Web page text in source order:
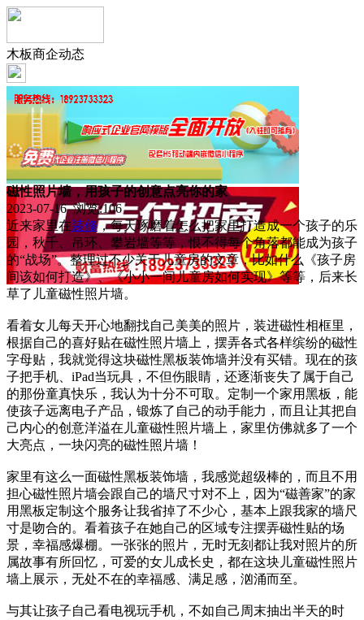
木板商企动态
磁性照片墙，用孩子的创意点亮你的家
2023-07-16 浏览:106
近来家里在装修，每天琢磨着怎么把家里打造成一个孩子的乐
园，秋千、吊环、攀岩墙等等，恨不得每个角落都能成为孩子
的“战场”。整理过不少关于儿童房的文章，比如什么《孩子房
间该如何打造》、《小小一间儿童房如何实现》等等，后来长
草了儿童磁性照片墙。
看着女儿每天开心地翻找自己美美的照片，装进磁性相框里，
根据自己的喜好贴在磁性照片墙上，摆弄各式各样缤纷的磁性
字母贴，我就觉得这块磁性黑板装饰墙并没有买错。现在的孩
子把手机、iPad当玩具，不但伤眼睛，还逐渐丧失了属于自己
的那份童真快乐，我认为十分不可取。定制一个家用黑板，能
使孩子远离电子产品，锻炼了自己的动手能力，而且让其把自
己内心的创意洋溢在儿童磁性照片墙上，家里仿佛就多了一个
大亮点，一块闪亮的磁性照片墙！
家里有这么一面磁性黑板装饰墙，我感觉超级棒的，而且不用
担心磁性照片墙会跟自己的墙尺寸对不上，因为“磁善家”的家
用黑板定制这个服务让我省掉了不少心，基本上跟我家的墙尺
寸是吻合的。看着孩子在她自己的区域专注摆弄磁性贴的场
景，幸福感爆棚。一张张的照片，无时无刻都让我对照片的所
属故事有所回忆，可爱的女儿成长史，都在这块儿童磁性照片
墙上展示，无处不在的幸福感、满足感，汹涌而至。
与其让孩子自己看电视玩手机，不如自己周末抽出半天的时